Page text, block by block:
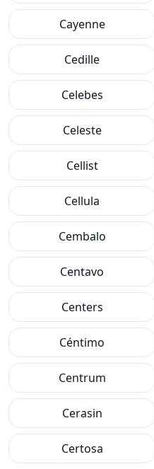
Cayenne
Cedille
Celebes
Celeste
Cellist
Cellula
Cembalo
Centavo
Centers
Céntimo
Centrum
Cerasin
Certosa